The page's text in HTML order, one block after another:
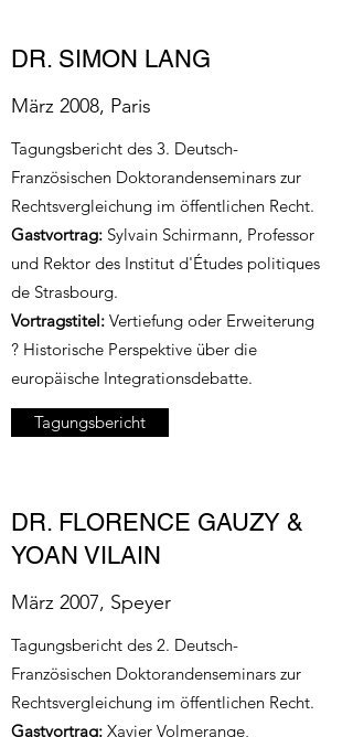
DR. SIMON LANG
März 2008, Paris
Tagungsbericht des 3. Deutsch-
Französischen Doktorandenseminars zur
Rechtsvergleichung im öffentlichen Recht.
Gastvortrag: Sylvain Schirmann, Professor
und Rektor des Institut d'Études politiques
de Strasbourg.
Vortragstitel: Vertiefung oder Erweiterung
? Historische Perspektive über die
europäische Integrationsdebatte.
Tagungsbericht
DR. FLORENCE GAUZY &
YOAN VILAIN
März 2007, Speyer
Tagungsbericht des 2. Deutsch-
Französischen Doktorandenseminars zur
Rechtsvergleichung im öffentlichen Recht.
Gastvortrag: Xavier Volmerange,